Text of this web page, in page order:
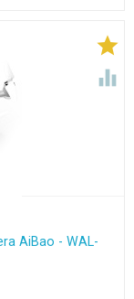


AiBao - WAL-